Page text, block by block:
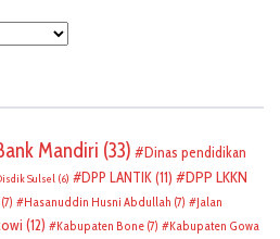
Mandiri (33)
Dinas pendidikan
Sulsel (6) DPP LANTIK(11)
DPP LKKN
(7) Hasanuddin Husni Abdullah (7)
Jalan
(12) Kabupaten Bone (7) Kabupaten Gowa